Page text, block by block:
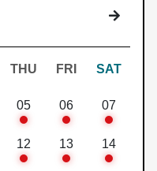
下個月
THU FRI SAT
05 06 07
12 13 14